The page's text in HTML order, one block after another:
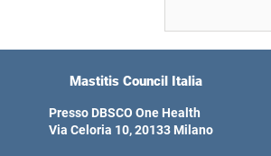
Mastitis Council Italia
Presso DBSCO One Health
Via Celoria 10, 20133 Milano